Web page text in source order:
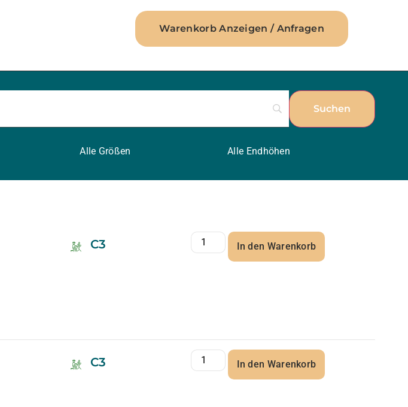
Warenkorb Anzeigen / Anfragen
Alle Größen Alle Endhöhen
C3 In den Warenkorb
C3 In den Warenkorb